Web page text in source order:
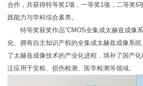
合作，共获得特等奖1项，一等奖1项，二等奖6
践能力与学科综合素养。
特等奖获奖作品“CMOS全集成太赫兹成像
化、拥有自主知识产权的全集成太赫兹成像系
了太赫兹成像技术的产业化进程，填补了国产
泛应用于安检、损伤检测、医学检测等领域。